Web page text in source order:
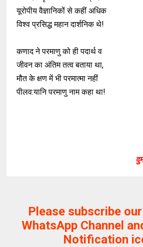
यूरोपीय वैज्ञानिकों से कहीं अधिक
विश्व प्रसिद्ध महान दार्शनिक थे!
कणाद ने परमाणु को ही पदार्थ व
जीवन का अंतिम तत्व बताया था,
मौत के क्षण में भी परमात्मा नहीं
पीलव:यानि परमाणु नाम कहा था!
Please subscribe
WhatsApp Channel
Notification